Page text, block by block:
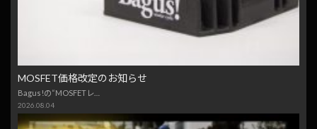
MOSFET価格改定のお知らせ
Bagus!の“MOSFETレ…
2026.08.04